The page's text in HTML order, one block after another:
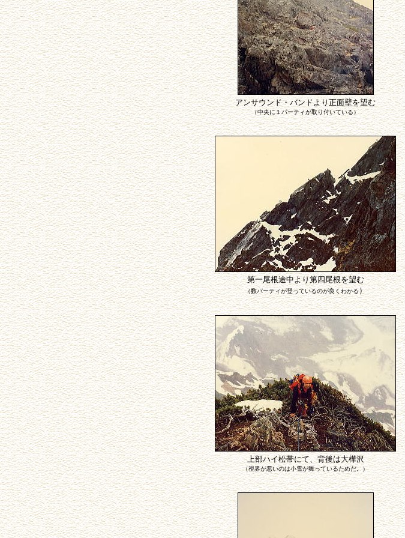
アンサウンド・バンドより正面壁を望む
（中央に１パーティが取り付いている）
第一尾根途中より第四尾根を望む
（数パーティが登っているのが良くわかる）
上部ハイ松帯にて、背後は大樺沢
（視界が悪いのは小雪が舞っているためだ。）